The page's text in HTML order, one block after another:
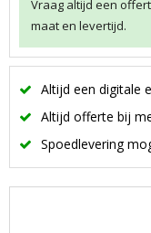
Vraag altijd een
maat en levertijd.
Altijd een digitale
Altijd offerte bij
Spoedlevering